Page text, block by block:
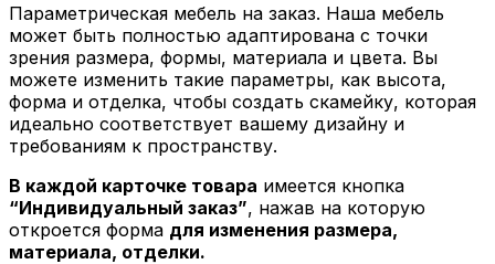
Параметрическая мебель на заказ. Наша мебель
может быть полностью адаптирована с точки
зрения размера, формы, материала и цвета. Вы
можете изменить такие параметры, как высота,
форма и отделка, чтобы создать скамейку, которая
идеально соответствует вашему дизайну и
требованиям к пространству.
В каждой карточке товара имеется кнопка
“Индивидуальный заказ”, нажав на которую
откроется форма для изменения размера,
материала, отделки.